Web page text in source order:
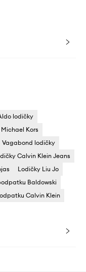
lodičky
Kors
Vagabond lodičky
Calvin Klein Jeans
Lodičky Liu Jo
Baldowski
Calvin Klein